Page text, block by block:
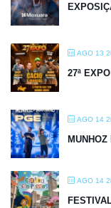
AGO 13
27ª
AGO 14
AGO 14